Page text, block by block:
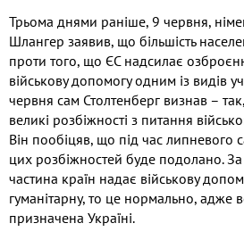
Трьома днями раніше, 9 червня,
Шлангер заявив, що більшість
проти того, що ЄС надсилає
військову допомогу одним із видів
червня сам Столтенберг визнав –
великі розбіжності з питання
Він пообіцяв, що під час липневого
цих розбіжностей буде подолано.
частина країн надає військову
гуманітарну, то це нормально, адже
призначена Україні.